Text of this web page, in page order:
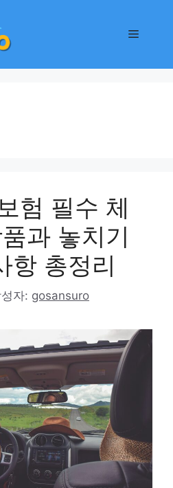
메
험 필수 체
과 놓치기
항 총정리
자: gosansuro